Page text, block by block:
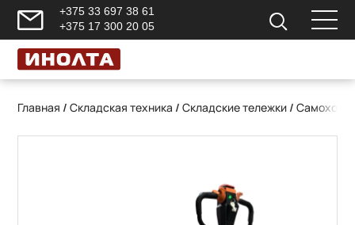
+375 33 697 38 61
+375 17 300 20 05
Главная /Складская техника /Складские тележки /